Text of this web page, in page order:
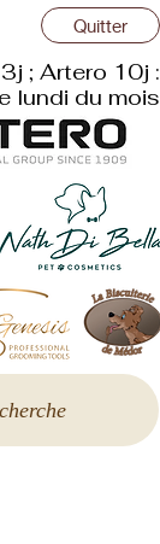
Quitter
; Artero 10j :
lundi du mois